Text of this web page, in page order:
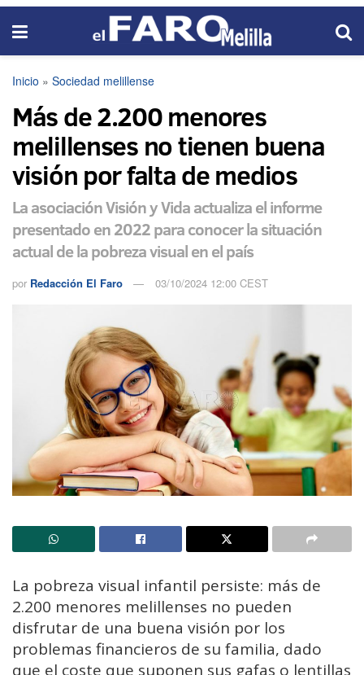
Inicio » Sociedad melillense
Más de 2.200 menores
melillenses no tienen buena
visión por falta de medios
La asociación Visión y Vida actualiza el informe
presentado en 2022 para conocer la situación
actual de la pobreza visual en el país
por Redacción El Faro 03/10/2024 12:00 CEST
La pobreza visual infantil persiste: más de
2.200 menores melillenses no pueden
disfrutar de una buena visión por los
problemas financieros de su familia, dado
que el coste que suponen sus gafas o lentillas